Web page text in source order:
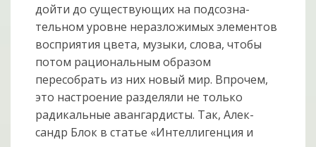
дойти до существующих на подсозна­
тельном уровне неразложимых элементов
восприятия цвета, музыки, слова, чтобы
потом рациональным образом
пересобрать из них новый мир. Впрочем,
это настроение разделяли не только
радикальные авангардисты. Так, Алек­
сандр Блок в статье «Интеллигенция и